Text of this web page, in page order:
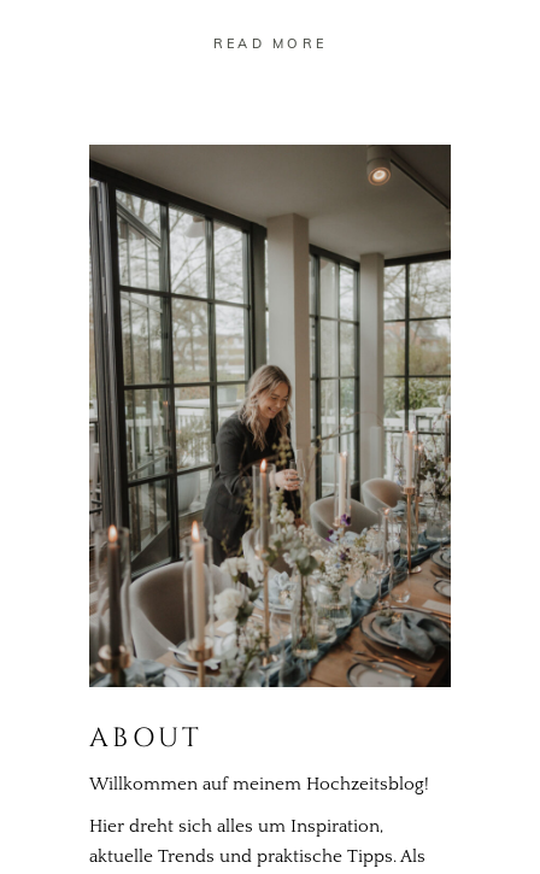
READ MORE
ABOUT
Willkommen auf meinem Hochzeitsblog!
Hier dreht sich alles um Inspiration,
aktuelle Trends und praktische Tipps. Als